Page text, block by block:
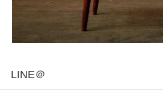
LINE＠